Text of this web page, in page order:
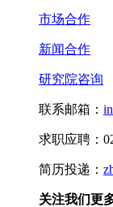
市场合作
新闻合作
研究院咨询
联系邮箱：
求职应聘：
简历投递：
关注我们更